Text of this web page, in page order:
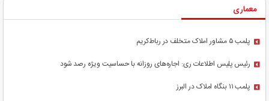
معماری
پلمب ۵ مشاور املاک متخلف در رباط‌کریم
رئیس پلیس اطلاعات ری: اجاره‌های روزانه با حساسیت ویژه رصد شود
پلمب ۱۱ بنگاه املاک در البرز